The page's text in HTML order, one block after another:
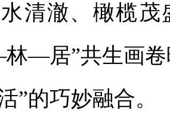
澈、橄榄茂
—居”共生画
”的巧妙融合。